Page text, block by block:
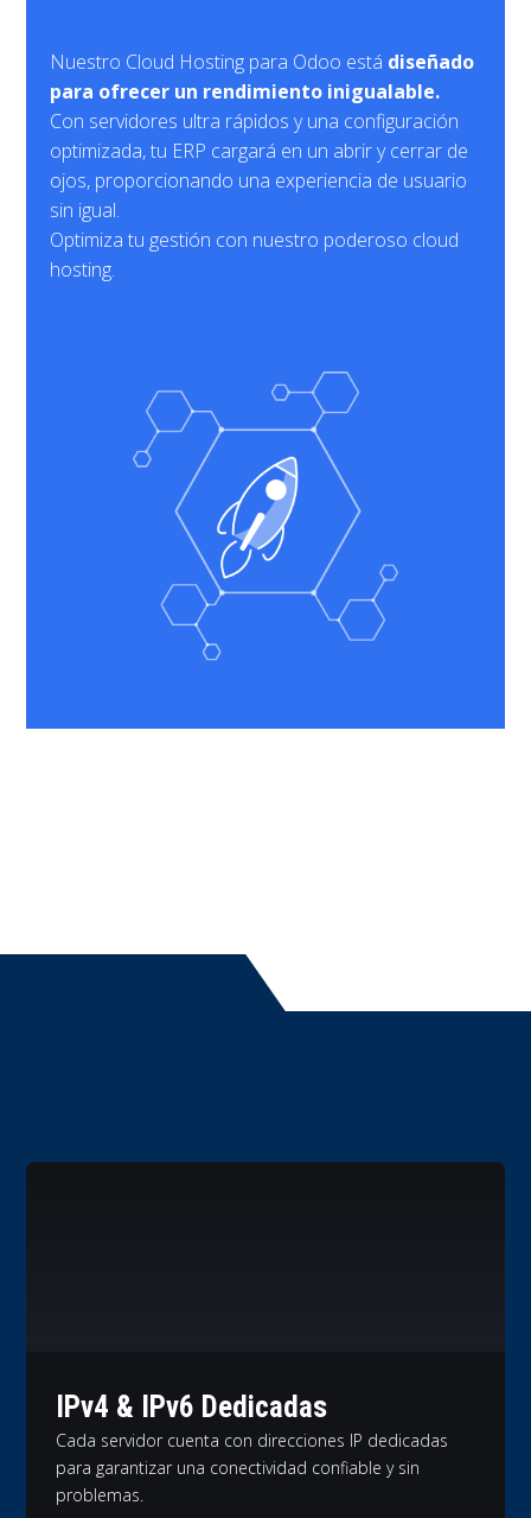
Nuestro Cloud Hosting para Odoo está diseñado
para ofrecer un rendimiento inigualable.
Con servidores ultra rápidos y una configuración
optimizada, tu ERP cargará en un abrir y cerrar de
ojos, proporcionando una experiencia de usuario
sin igual.
Optimiza tu gestión con nuestro poderoso cloud
hosting.
IPv4 & IPv6 Dedicadas
Cada servidor cuenta con direcciones IP dedicadas
para garantizar una conectividad confiable y sin
problemas.